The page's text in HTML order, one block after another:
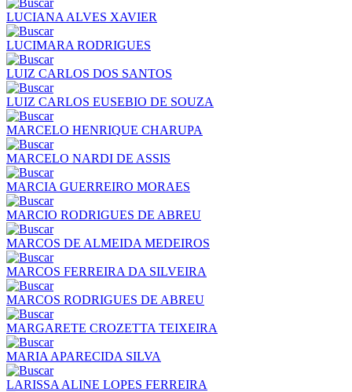
LUCIANA ALVES XAVIER
LUCIMARA RODRIGUES
LUIZ CARLOS DOS SANTOS
LUIZ CARLOS EUSEBIO DE SOUZA
MARCELO HENRIQUE CHARUPA
MARCELO NARDI DE ASSIS
MARCIA GUERREIRO MORAES
MARCIO RODRIGUES DE ABREU
MARCOS DE ALMEIDA MEDEIROS
MARCOS FERREIRA DA SILVEIRA
MARCOS RODRIGUES DE ABREU
MARGARETE CROZETTA TEIXEIRA
MARIA APARECIDA SILVA
LARISSA ALINE LOPES FERREIRA